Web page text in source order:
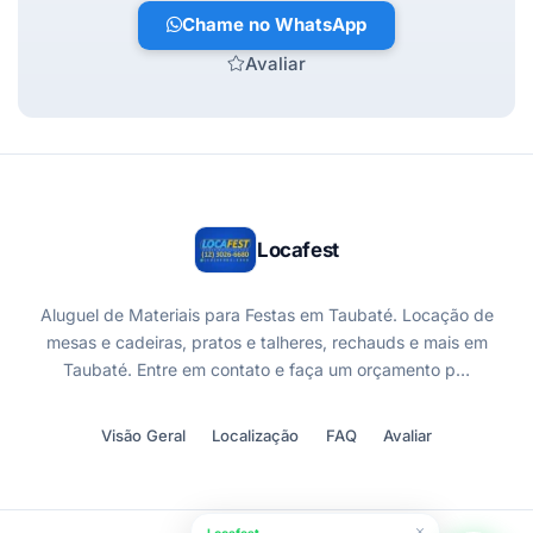
Chame no WhatsApp
Avaliar
Locafest
Aluguel de Materiais para Festas em Taubaté. Locação de
mesas e cadeiras, pratos e talheres, rechauds e mais em
Taubaté. Entre em contato e faça um orçamento p…
Visão Geral Localização FAQ Avaliar